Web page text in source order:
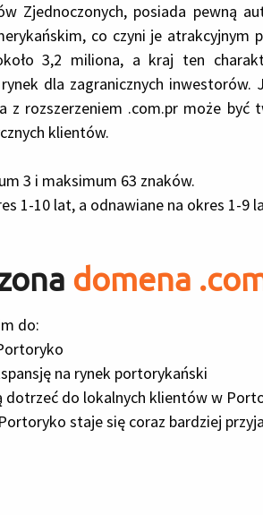
Zjednoczonych, posiada pewną
co czyni je
3,2 miliona, a kraj ten
dla zagranicznych
rozszerzeniem .com.pr może
klientów.
3 i maksimum 63 znaków.
1-10 lat, a odnawiane na okres 1-9
domena
do:
na rynek portorykański
dotrzeć do lokalnych klientów w
staje się coraz bardziej